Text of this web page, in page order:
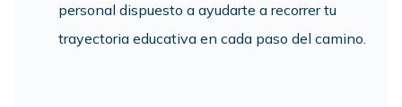
personal dispuesto a ayudarte a recorrer tu
trayectoria educativa en cada paso del camino.